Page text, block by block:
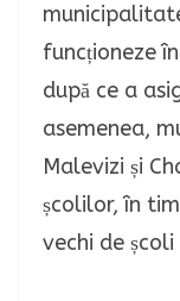
funcționeze
după ce a
asemenea,
Malevizi și
școlilor, în
vechi de școli